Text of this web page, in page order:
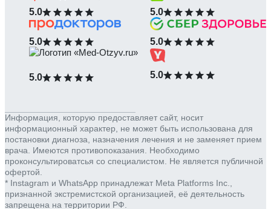
5.0 5.0
5.0 5.0
5.0 5.0
Информация, которую предоставляет сайт, носит
информационный характер, не может быть использована для
постановки диагноза, назначения лечения и не заменяет прием
врача. Имеются противопоказания. Необходимо
проконсультироватсья со специалистом. Не является публичной
офертой.
* Instagram и WhatsApp принадлежат Meta Platforms Inc.,
признанной экстремистской организацией, её деятельность
запрещена на территории РФ.